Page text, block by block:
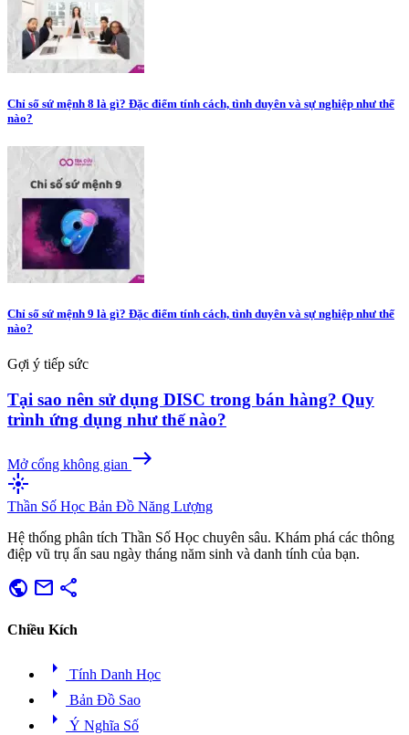
Chỉ số sứ mệnh 8 là gì? Đặc điểm tính cách, tình duyên và sự nghiệp như thế
nào?
Chỉ số sứ mệnh 9 là gì? Đặc điểm tính cách, tình duyên và sự nghiệp như thế
nào?
Gợi ý tiếp sức
Tại sao nên sử dụng DISC trong bán hàng? Quy
trình ứng dụng như thế nào?
Mở cổng không gian east
flare
Thần Số Học Bản Đồ Năng Lượng
Hệ thống phân tích Thần Số Học chuyên sâu. Khám phá các thông
điệp vũ trụ ẩn sau ngày tháng năm sinh và danh tính của bạn.
public mail share
Chiều Kích
arrow_right Tính Danh Học
arrow_right Bản Đồ Sao
arrow_right Ý Nghĩa Số